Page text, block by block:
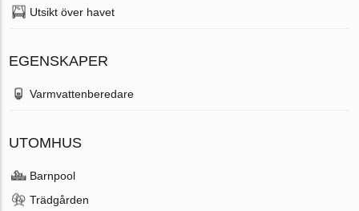
Utsikt över havet
EGENSKAPER
Varmvattenberedare
UTOMHUS
Barnpool
Trädgården